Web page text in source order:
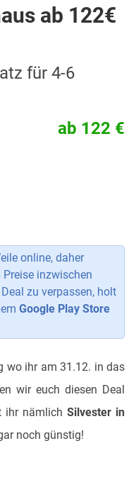
ab 122€
für 4-6
ab 122 €
online, daher
inzwischen
zu verpassen, holt
Google Play Store
wo ihr am 31.12. in das
wir euch diesen Deal
ihr nämlich Silvester in
noch günstig!